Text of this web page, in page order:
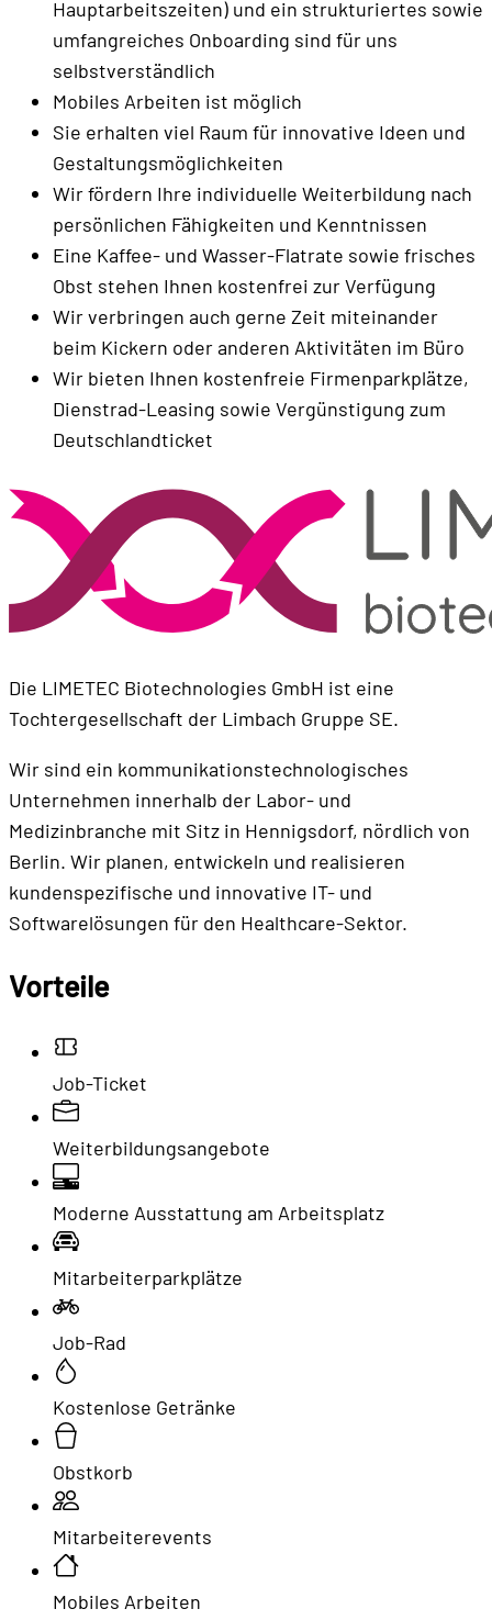
Hauptarbeitszeiten) und ein strukturiertes sowie
umfangreiches Onboarding sind für uns
selbstverständlich
Mobiles Arbeiten ist möglich
Sie erhalten viel Raum für innovative Ideen und
Gestaltungsmöglichkeiten
Wir fördern Ihre individuelle Weiterbildung nach
persönlichen Fähigkeiten und Kenntnissen
Eine Kaffee- und Wasser-Flatrate sowie frisches
Obst stehen Ihnen kostenfrei zur Verfügung
Wir verbringen auch gerne Zeit miteinander
beim Kickern oder anderen Aktivitäten im Büro
Wir bieten Ihnen kostenfreie Firmenparkplätze,
Dienstrad-Leasing sowie Vergünstigung zum
Deutschlandticket
Die LIMETEC Biotechnologies GmbH ist eine
Tochtergesellschaft der Limbach Gruppe SE.
Wir sind ein kommunikationstechnologisches
Unternehmen innerhalb der Labor- und
Medizinbranche mit Sitz in Hennigsdorf, nördlich von
Berlin. Wir planen, entwickeln und realisieren
kundenspezifische und innovative IT- und
Softwarelösungen für den Healthcare-Sektor.
Vorteile
Job-Ticket
Weiterbildungsangebote
Moderne Ausstattung am Arbeitsplatz
Mitarbeiterparkplätze
Job-Rad
Kostenlose Getränke
Obstkorb
Mitarbeiterevents
Mobiles Arbeiten